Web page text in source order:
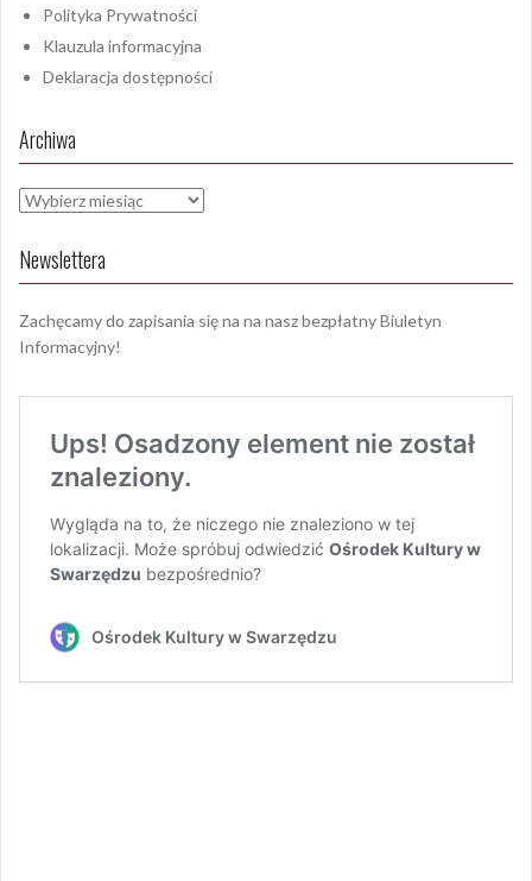
Polityka Prywatności
Klauzula informacyjna
Deklaracja dostępności
Archiwa
Archiwa
Newslettera
Zachęcamy do zapisania się na na nasz bezpłatny Biuletyn
Informacyjny!